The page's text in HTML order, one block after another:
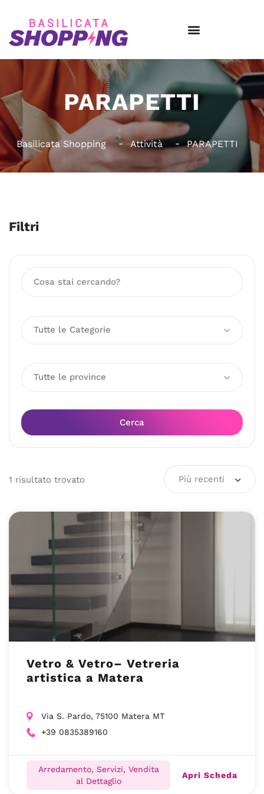
PARAPETTI
Basilicata Shopping Attività PARAPETTI
Filtri
Tutte le Categorie
Tutte le province
Cerca
1 risultato trovato Più recenti
Vetro & Vetro– Vetreria
artistica a Matera
Via S. Pardo, 75100 Matera MT
+39 0835389160
Arredamento, Servizi, Vendita
al Dettaglio
Apri Scheda